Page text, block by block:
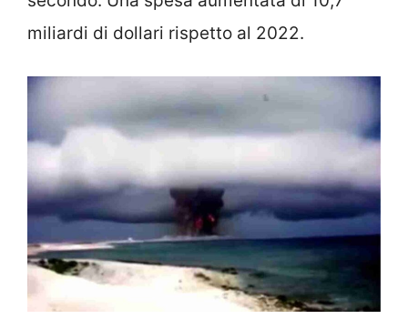
miliardi di dollari rispetto al 2022.